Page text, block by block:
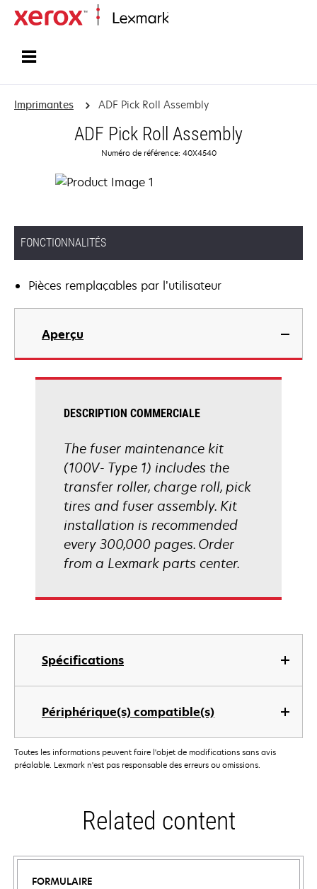
Imprimantes ADF Pick Roll Assembly
ADF Pick Roll Assembly
Numéro de référence: 40X4540
FONCTIONNALITÉS
Pièces remplaçables par l’utilisateur
Aperçu
Spécifications
Périphérique(s) compatible(s)
DESCRIPTION COMMERCIALE
The fuser maintenance kit
(100V- Type 1) includes the
transfer roller, charge roll, pick
tires and fuser assembly. Kit
installation is recommended
every 300,000 pages. Order
from a Lexmark parts center.
Toutes les informations peuvent faire l'objet de modifications sans avis
préalable. Lexmark n'est pas responsable des erreurs ou omissions.
Related content
FORMULAIRE